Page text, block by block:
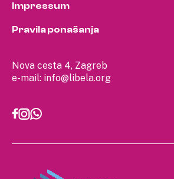
Nova cesta 4, Zagreb
e-mail: info@libela.org
Impressum
Pravila ponašanja